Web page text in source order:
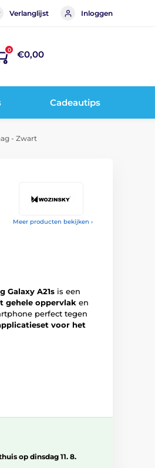
Verlanglijst Inloggen
0 €0,00
Cadeautips
- Zwart
Meer producten bekijken ›
Galaxy A21s is een
gehele oppervlak en
perfect tegen
voor het
op dinsdag 11. 8.